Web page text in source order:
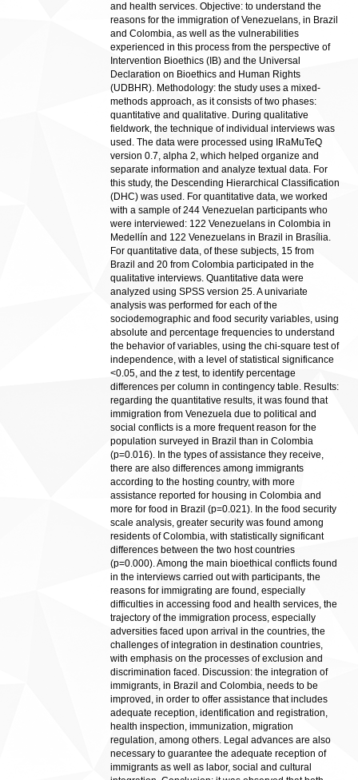
and health services. Objective: to understand the
reasons for the immigration of Venezuelans, in Brazil
and Colombia, as well as the vulnerabilities
experienced in this process from the perspective of
Intervention Bioethics (IB) and the Universal
Declaration on Bioethics and Human Rights
(UDBHR). Methodology: the study uses a mixed-
methods approach, as it consists of two phases:
quantitative and qualitative. During qualitative
fieldwork, the technique of individual interviews was
used. The data were processed using IRaMuTeQ
version 0.7, alpha 2, which helped organize and
separate information and analyze textual data. For
this study, the Descending Hierarchical Classification
(DHC) was used. For quantitative data, we worked
with a sample of 244 Venezuelan participants who
were interviewed: 122 Venezuelans in Colombia in
Medellín and 122 Venezuelans in Brazil in Brasília.
For quantitative data, of these subjects, 15 from
Brazil and 20 from Colombia participated in the
qualitative interviews. Quantitative data were
analyzed using SPSS version 25. A univariate
analysis was performed for each of the
sociodemographic and food security variables, using
absolute and percentage frequencies to understand
the behavior of variables, using the chi-square test of
independence, with a level of statistical significance
<0.05, and the z test, to identify percentage
differences per column in contingency table. Results:
regarding the quantitative results, it was found that
immigration from Venezuela due to political and
social conflicts is a more frequent reason for the
population surveyed in Brazil than in Colombia
(p=0.016). In the types of assistance they receive,
there are also differences among immigrants
according to the hosting country, with more
assistance reported for housing in Colombia and
more for food in Brazil (p=0.021). In the food security
scale analysis, greater security was found among
residents of Colombia, with statistically significant
differences between the two host countries
(p=0.000). Among the main bioethical conflicts found
in the interviews carried out with participants, the
reasons for immigrating are found, especially
difficulties in accessing food and health services, the
trajectory of the immigration process, especially
adversities faced upon arrival in the countries, the
challenges of integration in destination countries,
with emphasis on the processes of exclusion and
discrimination faced. Discussion: the integration of
immigrants, in Brazil and Colombia, needs to be
improved, in order to offer assistance that includes
adequate reception, identification and registration,
health inspection, immunization, migration
regulation, among others. Legal advances are also
necessary to guarantee the adequate reception of
immigrants as well as labor, social and cultural